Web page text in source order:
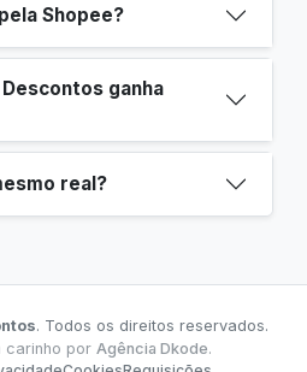
Shopee?
ganha
real?
. Todos os direitos reservados.
carinho por Agência Dkode.